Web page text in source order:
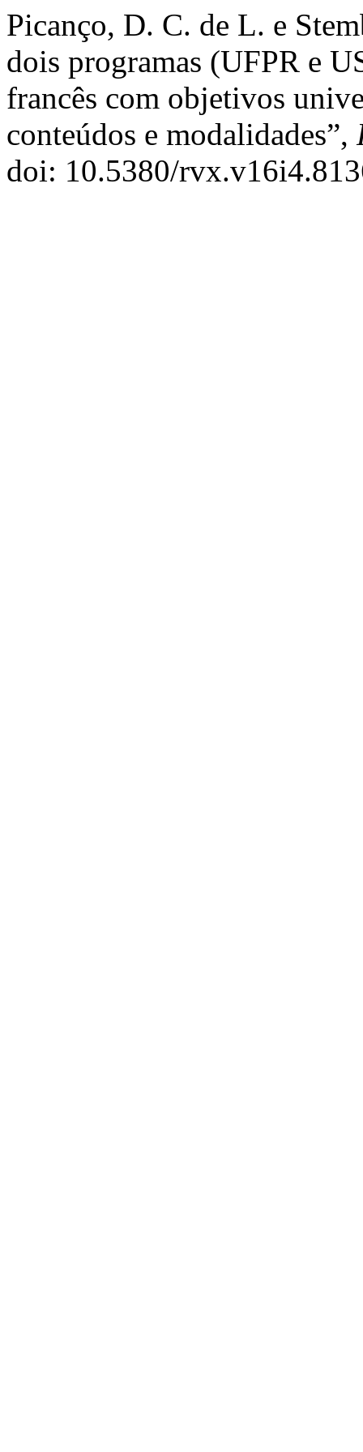
Picanço, D. C. de L. e
dois programas (UFPR e
francês com objetivos
conteúdos e modalidades”,
doi: 10.5380/